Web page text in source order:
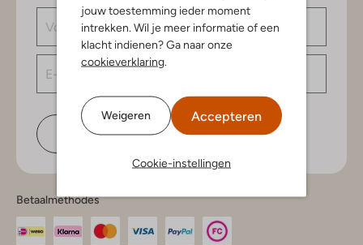
jouw toestemming ieder moment
intrekken. Wil je meer informatie of een
klacht indienen? Ga naar onze
cookieverklaring
Weigeren Accepteren
Cookie-instellingen
Schrijf je in
Betaalmethodes